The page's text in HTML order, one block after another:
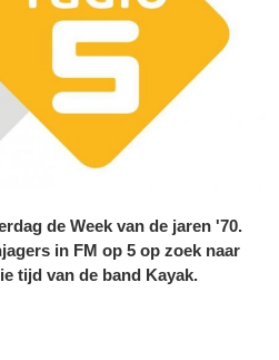
de Week van de jaren '70.
in FM op 5 op zoek naar
tijd van de band Kayak.